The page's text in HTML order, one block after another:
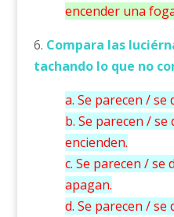
encender una
6. Compara las
tachando lo que no
a. Se parecen /
b. Se parecen /
encienden.
c. Se parecen / se
apagan.
d. Se parecen /